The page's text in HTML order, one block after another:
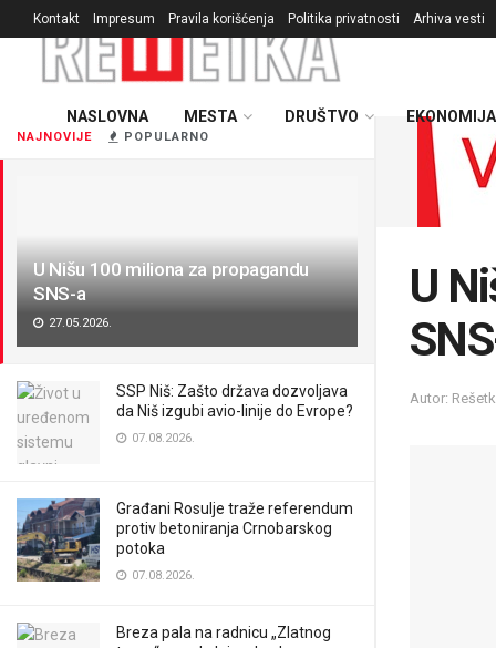
NAJNOVIJE POPULARNO
U Nišu 100 miliona za propagandu
SNS-a
27.05.2026.
SSP Niš: Zašto država dozvoljava
da Niš izgubi avio-linije do Evrope?
07.08.2026.
Građani Rosulje traže referendum
protiv betoniranja Crnobarskog
potoka
07.08.2026.
Breza pala na radnicu „Zlatnog
Kontakt Impresum Pravila korišćenja Politika privatnosti Arhiva vesti
NASLOVNA MESTA DRUŠTVO EKONOMIJA
U
Autor: